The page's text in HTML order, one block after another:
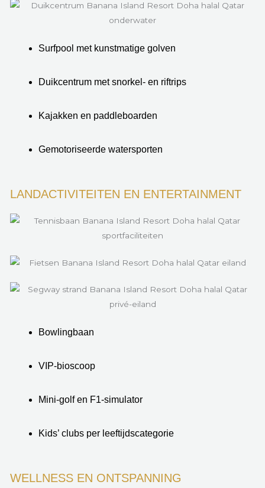
Surfpool met kunstmatige golven
Duikcentrum met snorkel- en riftrips
Kajakken en paddleboarden
Gemotoriseerde watersporten
LANDACTIVITEITEN EN ENTERTAINMENT
Bowlingbaan
VIP-bioscoop
Mini-golf en F1-simulator
Kids’ clubs per leeftijdscategorie
WELLNESS EN ONTSPANNING